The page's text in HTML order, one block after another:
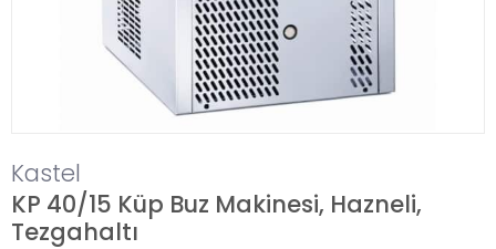
Kastel
KP 40/15 Küp Buz Makinesi, Hazneli,
Tezgahaltı